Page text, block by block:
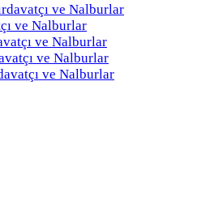
ve Nalburlar
ve Nalburlar
ve Nalburlar
ve Nalburlar
ve Nalburlar